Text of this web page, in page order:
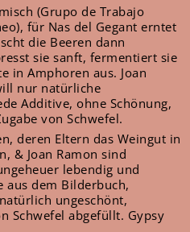
(Grupo de Trabajo
für Nas del Gegant erntet
die Beeren dann
sie sanft, fermentiert sie
in Amphoren aus. Joan
nur natürliche
Additive, ohne Schönung,
von Schwefel.
deren Eltern das Weingut in
& Joan Ramon sind
lebendig und
aus dem Bilderbuch,
ungeschönt,
Schwefel abgefüllt. Gypsy